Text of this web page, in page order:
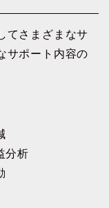
てさまざまなサ
サポート内容の
分析